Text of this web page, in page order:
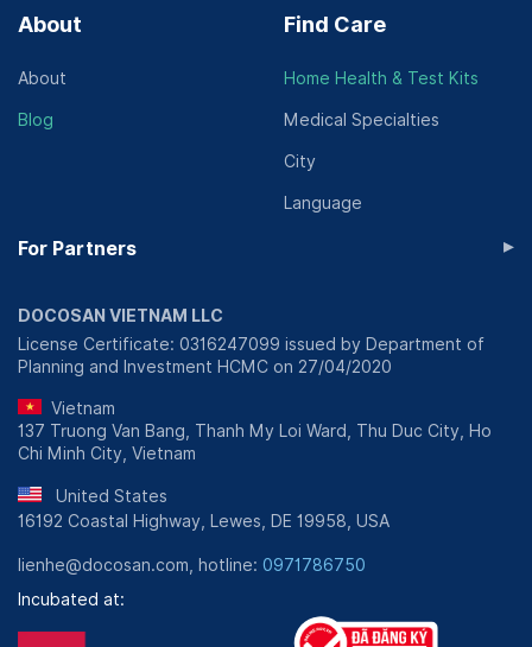
About
About
Blog
Find Care
Home Health & Test Kits
Medical Specialties
City
Language
For Partners ▸
DOCOSAN VIETNAM LLC
License Certificate: 0316247099 issued by Department of
Planning and Investment HCMC on 27/04/2020
Vietnam
137 Truong Van Bang, Thanh My Loi Ward, Thu Duc City, Ho
Chi Minh City, Vietnam
United States
16192 Coastal Highway, Lewes, DE 19958, USA
lienhe@docosan.com, hotline: 0971786750
Incubated at: